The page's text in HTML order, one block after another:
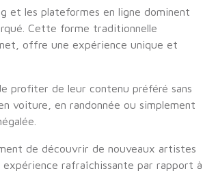
et les plateformes en ligne dominent
Cette forme traditionnelle
offre une expérience unique et
profiter de leur contenu préféré sans
voiture, en randonnée ou simplement
de découvrir de nouveaux artistes
rafraîchissante par rapport à